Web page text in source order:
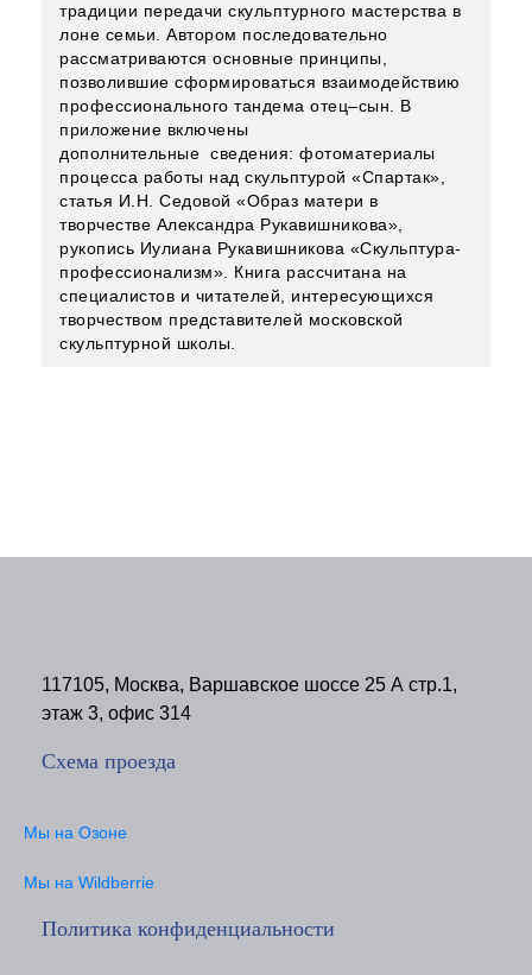
традиции передачи скульптурного мастерства в
лоне семьи. Автором последовательно
рассматриваются основные принципы,
позволившие сформироваться взаимодействию
профессионального тандема отец–сын. В
приложение включены
дополнительные сведения: фотоматериалы
процесса работы над скульптурой «Спартак»,
статья И.Н. Седовой «Образ матери в
творчестве Александра Рукавишникова»,
рукопись Иулиана Рукавишникова «Скульптура-
профессионализм». Книга рассчитана на
специалистов и читателей, интересующихся
творчеством представителей московской
скульптурной школы.
117105, Москва, Варшавское шоссе 25 А стр.1,
этаж 3, офис 314
Схема проезда
Мы на Озоне
Мы на Wildberrie
Политика конфиденциальности